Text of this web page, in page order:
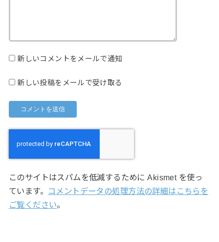
新しいコメントをメールで通知
新しい投稿をメールで受け取る
このサイトはスパムを低減するために Akismet を使っ
ています。
コメントデータの処理方法の詳細はこちらを
ご覧ください。